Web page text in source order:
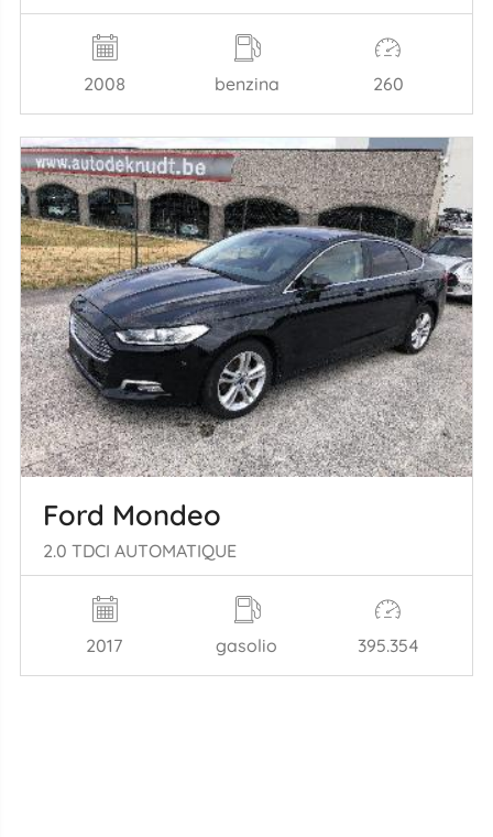
2008 benzina 260
Ford Mondeo
2.0 TDCI AUTOMATIQUE
2017 gasolio 395.354